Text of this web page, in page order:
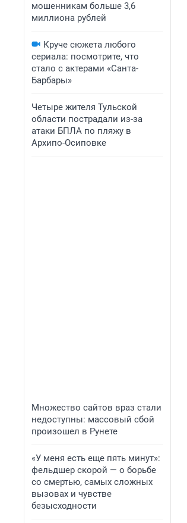
мошенникам больше 3,6
миллиона рублей
Круче сюжета любого
сериала: посмотрите, что
стало с актерами «Санта-
Барбары»
Четыре жителя Тульской
области пострадали из-за
атаки БПЛА по пляжу в
Архипо-Осиповке
Множество сайтов враз стали
недоступны: массовый сбой
произошел в Рунете
«У меня есть еще пять минут»:
фельдшер скорой — о борьбе
со смертью, самых сложных
вызовах и чувстве
безысходности